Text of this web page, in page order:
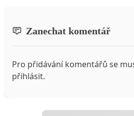
Zanechat komentář
Pro přidávání komentářů se
přihlásit.